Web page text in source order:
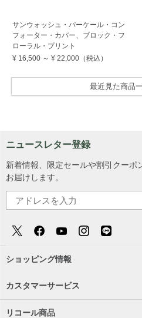
サンウォッシュ・パーケール・コン
フォーター・カバー、ブロック・フ
ローラル・プリント
¥ 16,500～ ¥ 22,000（税込）
最近見た商品
ニュースレター登録
新着情報、限定セールや割引クーポ
お届けします。
ショッピング情報
カスタマーサービス
リコール商品